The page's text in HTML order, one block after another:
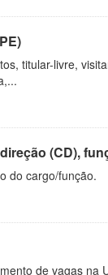
titular-livre,
(CD),
do cargo/função.
de vagas na